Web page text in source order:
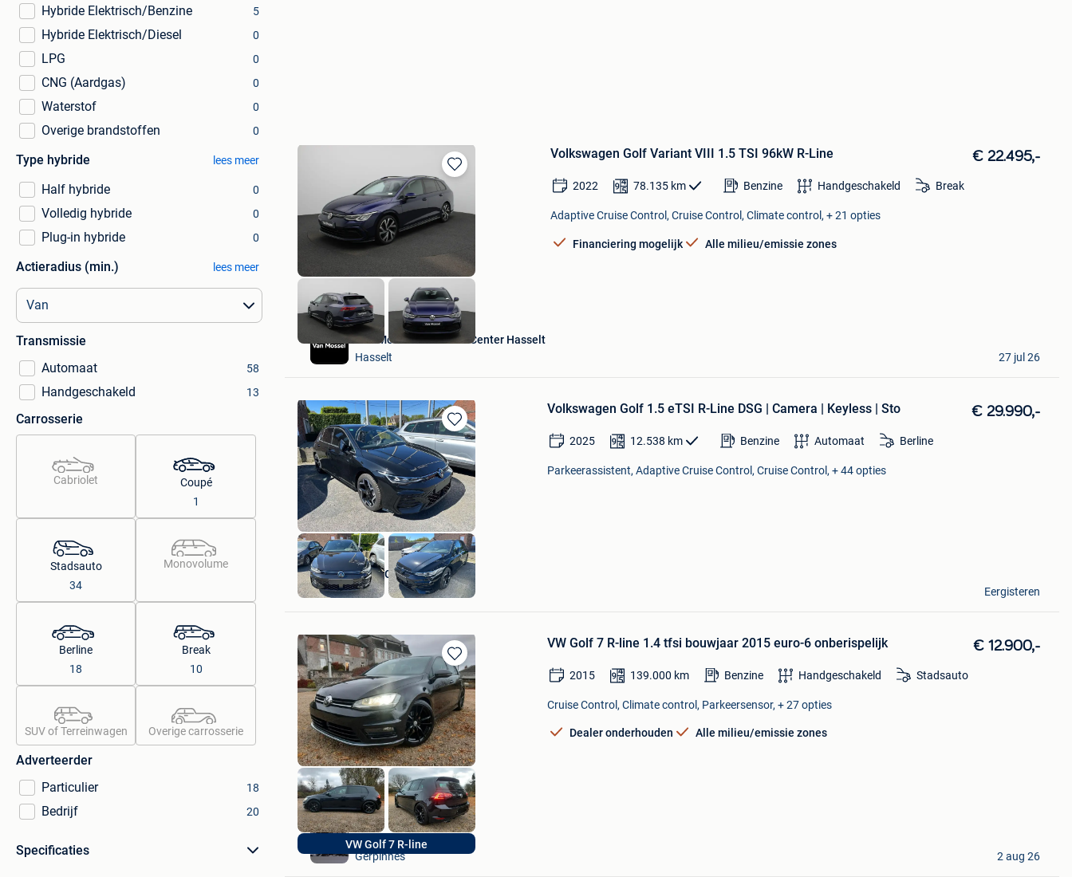
Hybride Elektrisch/Benzine 5
Hybride Elektrisch/Diesel 0
LPG 0
CNG (Aardgas) 0
Waterstof 0
Overige brandstoffen 0
Type hybride lees meer
Half hybride 0
Volledig hybride 0
Plug-in hybride 0
Actieradius (min.) lees meer
Transmissie
Automaat
58
Handgeschakeld 13
Carrosserie
Cabriolet
Coupé
1
Stadsauto
34
Monovolume
Berline
18
Break
10
SUV of Terreinwagen Overige carrosserie
Adverteerder
Particulier
18
Bedrijf 20
Specificaties
Bewaren
in
Mijn
Favorieten
Volkswagen Golf Variant VIII 1.5 TSI 96kW R-Line € 22.495,-
2022 78.135 km Benzine Handgeschakeld Break
Adaptive Cruise Control, Cruise Control, Climate control, + 21 opties
Financiering mogelijk Alle milieu/emissie zones
Van Mossel Used Cars Center Hasselt
Hasselt
27 jul 26
Bewaren
in
Mijn
Favorieten
Volkswagen Golf 1.5 eTSI R-Line DSG | Camera | Keyless | Sto € 29.990,-
2025 12.538 km Benzine Automaat Berline
Parkeerassistent, Adaptive Cruise Control, Cruise Control, + 44 opties
GARAGE NEIRYNCK
Zulte
Eergisteren
Bewaren
in
Mijn
Favorieten
VW Golf 7 R-line
VW Golf 7 R-line 1.4 tfsi bouwjaar 2015 euro-6 onberispelijk € 12.900,-
2015 139.000 km Benzine Handgeschakeld Stadsauto
Cruise Control, Climate control, Parkeersensor, + 27 opties
Dealer onderhouden Alle milieu/emissie zones
Adriano
Gerpinnes
2 aug 26